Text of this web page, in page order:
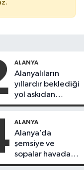
ALANYA
Alanyalıların
yıllardır beklediği
yol askıdan
döndü
ALANYA
Alanya’da
şemsiye ve
sopalar havada
uçuştu